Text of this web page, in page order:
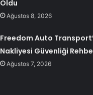
Oldu
Ağustos 8, 2026
Freedom Auto
Nakliyesi Güvenliği
Ağustos 7, 2026